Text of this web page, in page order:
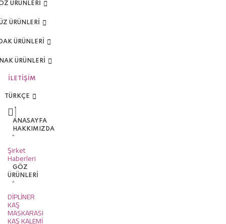
ÜRÜNLERİ
ÜRÜNLERİ
ÜRÜNLERİ
ÜRÜNLERİ
İLETIŞIM
TÜRKÇE
ANASAYFA
HAKKIMIZDA
Şirket
Haberleri
GÖZ
ÜRÜNLERİ
DİPLİNER
KAŞ
MASKARASI
KAŞ KALEMİ